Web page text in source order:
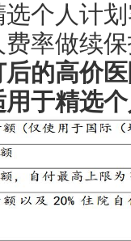
选个人计
率做续
后的高价
于精选个